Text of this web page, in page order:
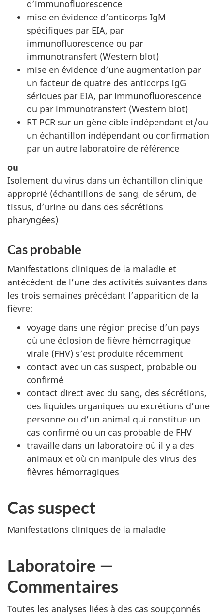
d’immunofluorescence
mise en évidence d’anticorps IgM
spécifiques par EIA, par
immunofluorescence ou par
immunotransfert (Western blot)
mise en évidence d’une augmentation par
un facteur de quatre des anticorps IgG
sériques par EIA, par immunofluorescence
ou par immunotransfert (Western blot)
RT PCR sur un gène cible indépendant et/ou
un échantillon indépendant ou confirmation
par un autre laboratoire de référence
ou
Isolement du virus dans un échantillon clinique
approprié (échantillons de sang, de sérum, de
tissus, d’urine ou dans des sécrétions
pharyngées)
Cas probable
Manifestations cliniques de la maladie et
antécédent de l’une des activités suivantes dans
les trois semaines précédant l’apparition de la
fièvre:
voyage dans une région précise d’un pays
où une éclosion de fièvre hémorragique
virale (FHV) s’est produite récemment
contact avec un cas suspect, probable ou
confirmé
contact direct avec du sang, des sécrétions,
des liquides organiques ou excrétions d’une
personne ou d’un animal qui constitue un
cas confirmé ou un cas probable de FHV
travaille dans un laboratoire où il y a des
animaux et où on manipule des virus des
fièvres hémorragiques
Cas suspect
Manifestations cliniques de la maladie
Laboratoire —
Commentaires
Toutes les analyses liées à des cas soupçonnés